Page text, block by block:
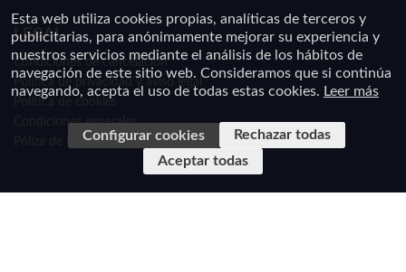
LEGAL
Condiciones de cancelación
Política de privacidad y aviso legal
Política de cookies
Condiciones generales
Póliza de Caución
Esta web utiliza cookies propias, analíticas de terceros y
publicitarias, para anónimamente mejorar su experiencia y
nuestros servicios mediante el análisis de los hábitos de
navegación de este sitio web. Consideramos que si continúa
navegando, acepta el uso de todas estas cookies. Leer más
Configurar cookies
Rechazar todas
Aceptar todas